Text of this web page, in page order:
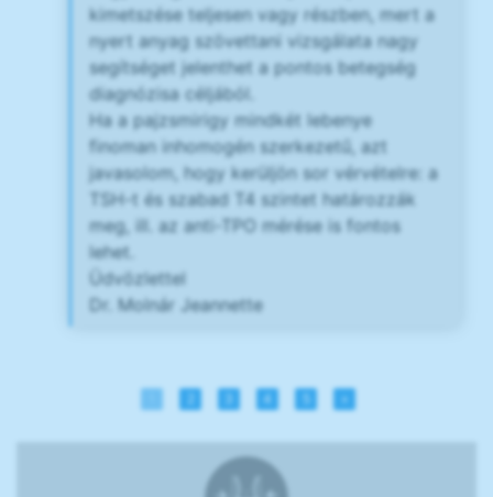
kimetszése teljesen vagy részben, mert a
nyert anyag szövettani vizsgálata nagy
segítséget jelenthet a pontos betegség
diagnózisa céljából.
Ha a pajzsmirigy mindkét lebenye
finoman inhomogén szerkezetű, azt
javasolom, hogy kerüljön sor vérvételre: a
TSH-t és szabad T4 szintet határozzák
meg, ill. az anti-TPO mérése is fontos
lehet.
Üdvözlettel
Dr. Molnár Jeannette
4 »